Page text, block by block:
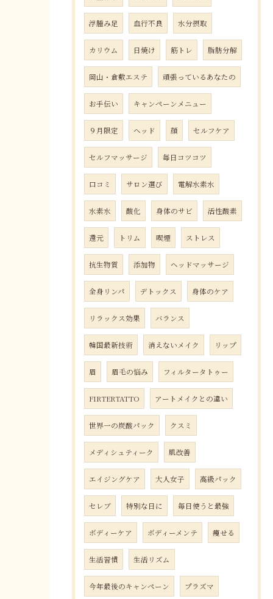
浮腫み足 血行不良 水分摂取
カリウム 日焼け 筋トレ 脂肪分解
岡山・倉敷エステ 頑張っているあなたの
お手伝い キャンペーンメニュー
９月限定 ヘッド 顔 セルフケア
セルフマッサージ 毎日コツコツ
口コミ サロン選び 電解水素水
水素水 酸化 身体のサビ 活性酸素
還元 トリム 喫煙 ストレス
抗生物質 添加物 ヘッドマッサージ
全身リンパ デトックス 身体のケア
リラックス効果 バランス
韓国最新技術 消えないメイク リップ
眉 眉毛の悩み フィルタータトゥー
FIRTERTATTO アートメイクとの違い
世界一の炭酸パック クスミ
メディシュティーク 肌改善
エイジングケア 大人女子 高級パック
セレブ 特別な日に 毎日使うと最強
ボディーケア ボディーメンテ 痩せる
生活習慣 生活リズム
今年最後のキャンペーン プラズマ